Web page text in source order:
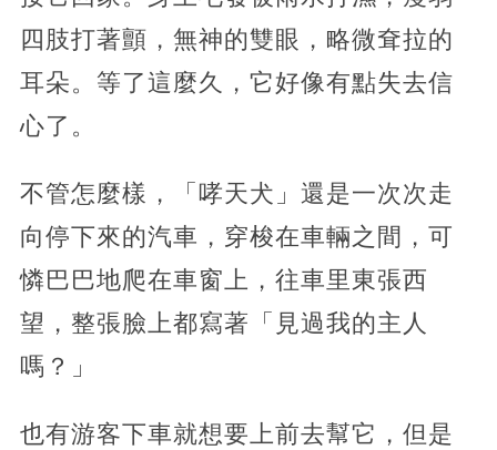
四肢打著顫，無神的雙眼，略微耷拉的
耳朵。等了這麼久，它好像有點失去信
心了。
不管怎麼樣，「哮天犬」還是一次次走
向停下來的汽車，穿梭在車輛之間，可
憐巴巴地爬在車窗上，往車里東張西
望，整張臉上都寫著「見過我的主人
嗎？」
也有游客下車就想要上前去幫它，但是